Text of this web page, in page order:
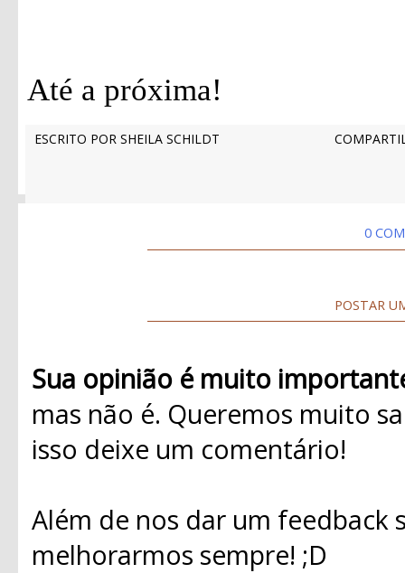
Até a próxima!
ESCRITO POR SHEILA SCHILDT
0
POSTAR
Sua opinião é muito
mas não é. Queremos muito
isso deixe um comentário!
Além de nos dar um
melhorarmos sempre! ;D